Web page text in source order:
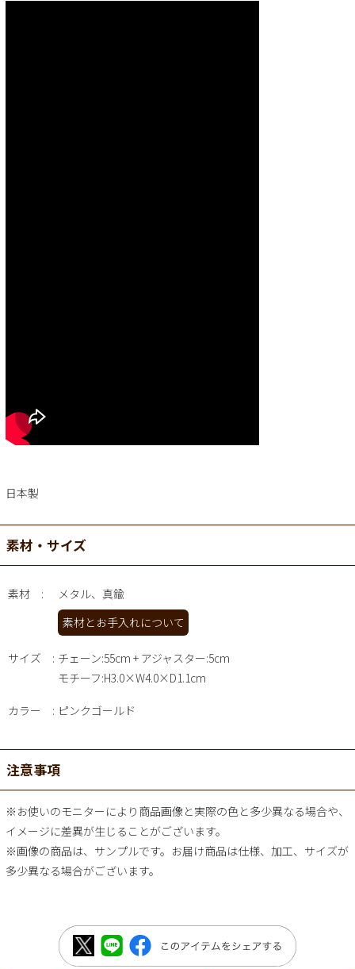
日本製
素材・サイズ
素材
メタル、真鍮
素材とお手入れについて
サイズ
チェーン:55cm + アジャスター:5cm
モチーフ:H3.0×W4.0×D1.1cm
カラー ピンクゴールド
注意事項
※お使いのモニターにより商品画像と実際の色と多少異なる場合や、
イメージに差異が生じることがございます。
※画像の商品は、サンプルです。お届け商品は仕様、加工、サイズが
多少異なる場合がございます。